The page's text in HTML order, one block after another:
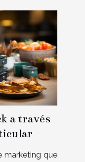
a través
marketing que